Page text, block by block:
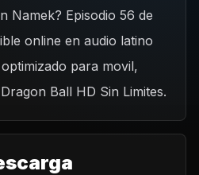
REPRODUCTOR
Namek? Episodio 56 de
online en audio latino
para movil,
Ball HD Sin Limites.